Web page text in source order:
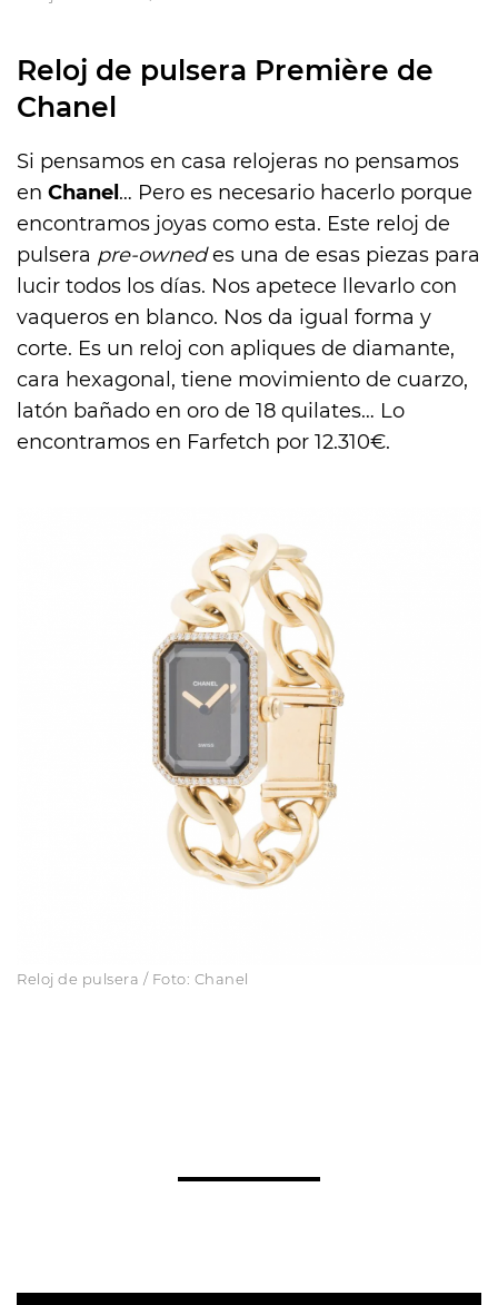
Reloj de pulsera Première de
Chanel
Si pensamos en casa relojeras no pensamos
en Chanel … Pero es necesario hacerlo porque
encontramos joyas como esta. Este reloj de
pulsera pre-ownedes una de esas piezas para
lucir todos los días. Nos apetece llevarlo con
vaqueros en blanco. Nos da igual forma y
corte. Es un reloj con apliques de diamante,
cara hexagonal, tiene movimiento de cuarzo,
latón bañado en oro de 18 quilates… Lo
encontramos en Farfetch por 12.310€.
Reloj de pulsera / Foto: Chanel